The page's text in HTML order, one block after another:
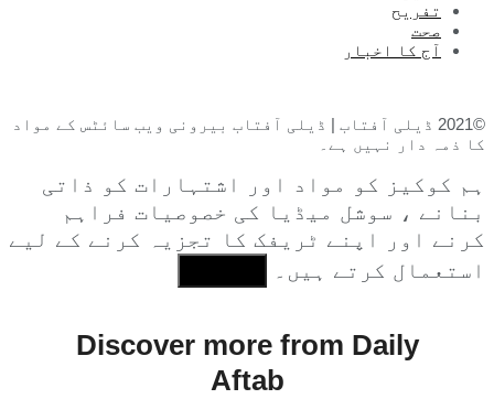
تفریح
صحت
آج کا اخبار
©2021 ڈیلی آفتاب | ڈیلی آفتاب بیرونی ویب سائٹس کے مواد
کا ذمہ دار نہیں ہے۔
ہم کوکیز کو مواد اور اشتہارات کو ذاتی
بنانے ، سوشل میڈیا کی خصوصیات فراہم
کرنے اور اپنے ٹریفک کا تجزیہ کرنے کے لیے
استعمال کرتے ہیں۔
Discover more from Daily
Aftab